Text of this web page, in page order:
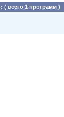
( всего 1 программ )